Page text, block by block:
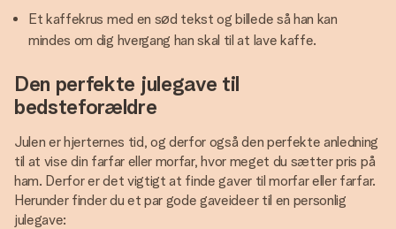
Et kaffekrus med en sød tekst og billede så han kan
mindes om dig hvergang han skal til at lave kaffe.
Den perfekte julegave til
bedsteforældre
Julen er hjerternes tid, og derfor også den perfekte anledning
til at vise din farfar eller morfar, hvor meget du sætter pris på
ham. Derfor er det vigtigt at finde gaver til morfar eller farfar.
Herunder finder du et par gode gaveideer til en personlig
julegave: